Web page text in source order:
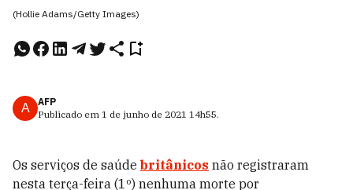
(Hollie Adams/Getty Images)
A
AFP
Publicado em 1 de junho de 2021 14h55.
Os serviços de saúde britânicos não registraram
nesta terça-feira (1º) nenhuma morte por